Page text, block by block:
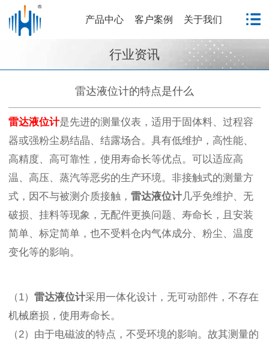
产品中心 客户案例 关于我们
行业资讯
雷达液位计的特点是什么
雷达液位计是先进的测量仪表，适用于固体料、过程容
器或强粉尘易结晶、结露场合。具有低维护，高性能、
高精度、高可靠性，使用寿命长等优点。可以适应高
温、高压、蒸汽等恶劣的生产环境。非接触式的测量方
式，因不与被测介质接触， 雷达液位计几乎免维护、无
破损、挂料等现象，无配件更换问题、寿命长，且安装
简单、标定简单，也不受料仓内气体成分、粉尘、温度
变化等的影响。
（1） 雷达液位计采用一体化设计，无可动部件，不存在
机械磨损，使用寿命长。
（2）由于电磁波的特点，不受环境的影响。故其测量的